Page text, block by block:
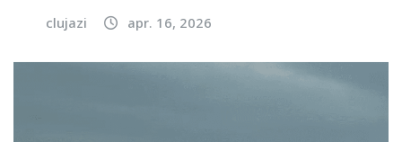
clujazi apr. 16, 2026